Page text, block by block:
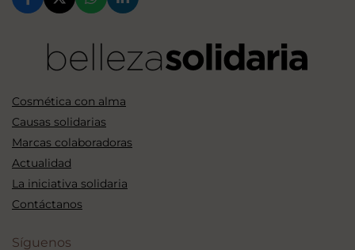
Cosmética con alma
Causas solidarias
Marcas colaboradoras
Actualidad
La iniciativa solidaria
Contáctanos
Síguenos